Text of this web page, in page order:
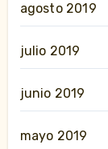
agosto 2019
julio 2019
junio 2019
mayo 2019